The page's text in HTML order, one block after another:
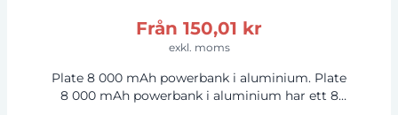
Från 150,01 kr
exkl. moms
Plate 8 000 mAh powerbank i aluminium. Plate
8 000 mAh powerbank i aluminium har ett 8